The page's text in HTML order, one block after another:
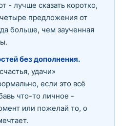
- лучше сказать коротко,
предложения от
больше, чем заученная
без дополнения.
удачи»
если это всё
что-то личное -
или пожелай то, о